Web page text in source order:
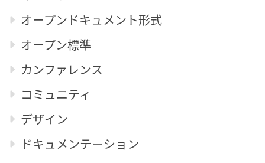
オープンドキュメント形式
オープン標準
カンファレンス
コミュニティ
デザイン
ドキュメンテーション